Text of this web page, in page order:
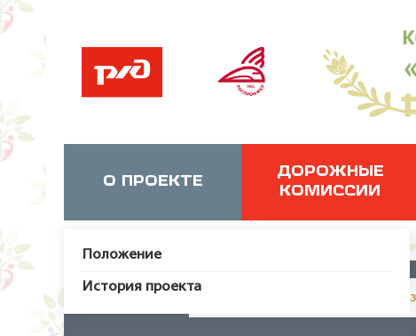
О ПРОЕКТЕ
Положение
История проекта
ДОРОЖНЫЕ
КОМИССИИ
JUser: :_load: Не удалось